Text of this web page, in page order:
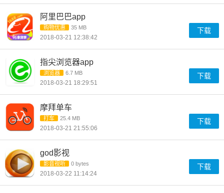
阿里巴巴app
购物优惠 35 MB
2018-03-21 12:38:42
下载
指尖浏览器app
浏览器 6.7 MB
2018-03-21 18:29:51
下载
摩拜单车
打车 25.4 MB
2018-03-21 21:55:06
下载
god影视
影音视听 0 bytes
2018-03-22 11:14:24
下载